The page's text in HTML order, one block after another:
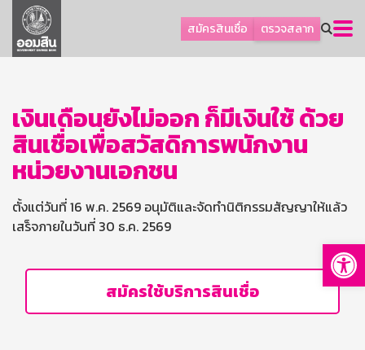
สมัครสินเชื่อ ตรวจสลาก
ลูกค้าธุรกิจ
ลูกค้าผู้ประกอบรายย่อย
ออมเพื่อสุข
เกี่ยวกับธนาคาร
การพัฒนาที่ยั่งยืน
ข่าวสาร
บริการทางการเงิน
เงินเดือนยังไม่ออก ก็มีเงินใช้ ด้วย
สินเชื่อเพื่อสวัสดิการพนักงาน
หน่วยงานเอกชน
ตั้งแต่วันที่ 16 พ.ค. 2569 อนุมัติและจัดทำนิติกรรมสัญญาให้แล้ว
เสร็จภายในวันที่ 30 ธ.ค. 2569
สมัครใช้บริการสินเชื่อ